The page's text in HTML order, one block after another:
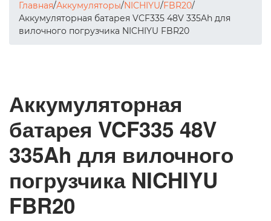
Главная/Аккумуляторы/NICHIYU/FBR20/
Аккумуляторная батарея VCF335 48V 335Ah для
вилочного погрузчика NICHIYU FBR20
Аккумуляторная
батарея VCF335 48V
335Ah для вилочного
погрузчика NICHIYU
FBR20